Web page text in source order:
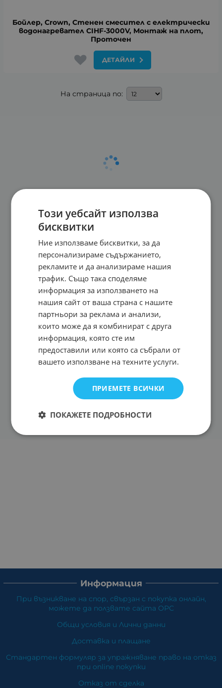
Бойлер, Crown, Стенен смесител с електрически
водонагревател CIHF-3000V, Монтаж на плот,
Проточен
ДЕТАЙЛИ
На страница по:
Информация
При възникване на спор, свързан с покупка онлайн,
можете да ползвате сайта ОРС
Общи условия и Лични данни
Доставка и плащане
Стандартен формуляр за упражняване право на отказ
при online покупки
Отказ от сделка
Този уебсайт използва
бисквитки
Ние използваме бисквитки, за да
персонализираме съдържанието,
рекламите и да анализираме нашия
трафик. Също така споделяме
информация за използването на
нашия сайт от ваша страна с нашите
партньори за реклама и анализи,
които може да я комбинират с друга
информация, която сте им
предоставили или която са събрали от
вашето използване на техните услуги.
ПРИЕМЕТЕ ВСИЧКИ
ПОКАЖЕТЕ ПОДРОБНОСТИ